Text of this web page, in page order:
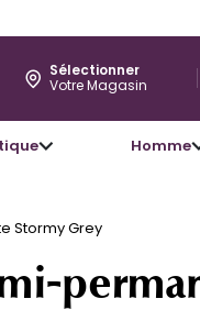
Sélectionner
Votre Magasin
Homme
Stormy Grey